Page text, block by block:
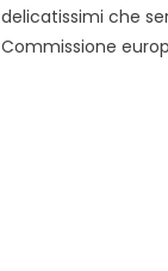
delicatissimi che
Commissione